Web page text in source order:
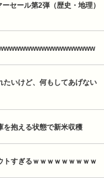
セール第2弾（歴史・地理）
たいけど、何もしてあげない
を抱える状態で新米収穫
トすぎるｗｗｗｗｗｗｗｗｗ